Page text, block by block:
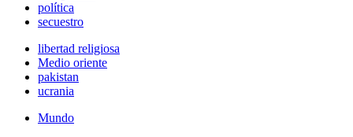
política
secuestro
libertad religiosa
Medio oriente
pakistan
ucrania
Mundo